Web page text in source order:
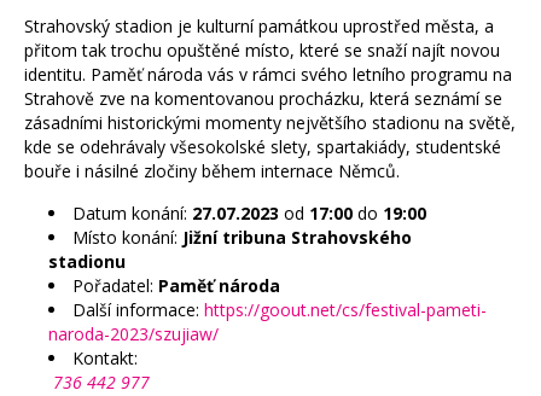
Strahovský stadion je kulturní památkou uprostřed města, a
přitom tak trochu opuštěné místo, které se snaží najít novou
identitu. Paměť národa vás v rámci svého letního programu na
Strahově zve na komentovanou procházku, která seznámí se
zásadními historickými momenty největšího stadionu na světě,
kde se odehrávaly všesokolské slety, spartakiády, studentské
bouře i násilné zločiny během internace Němců.
Datum konání: 27.07.2023 od 17:00 do 19:00
Místo konání: Jižní tribuna Strahovského
stadionu
Pořadatel: Paměť národa
Další informace: https://goout.net/cs/festival-pameti-
naroda-2023/szujiaw/
Kontakt:
736 442 977